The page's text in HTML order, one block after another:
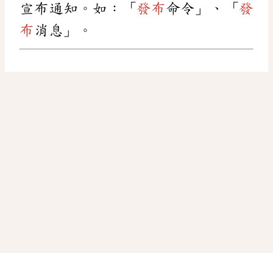
宣布通知。如：「 發布命令」、「 發
布 消息」。